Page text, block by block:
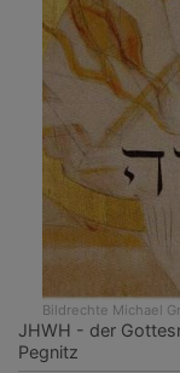
Bildrechte Michael
JHWH - der
Pegnitz